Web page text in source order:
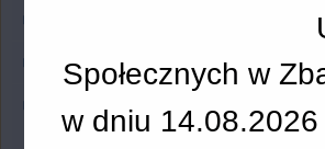
Za życiem
Mieszkania wspomagane
Społecznych w
w dniu 14.08.2026